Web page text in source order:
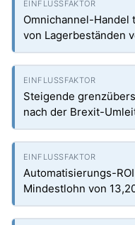
Omnichannel-
von Lagerbeständen
Steigende
nach der Brexit-
Automatisierungs-
Mindestlohn von